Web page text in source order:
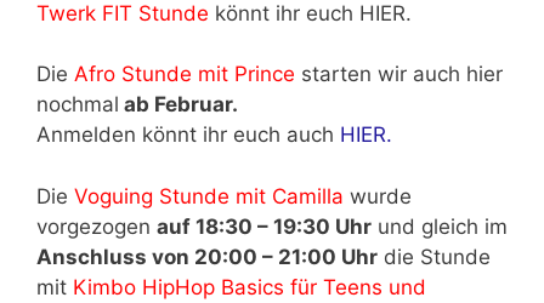
Twerk FIT Stunde könnt ihr euch HIER.
Die Afro Stunde mit Prince starten wir auch hier
nochmal ab Februar.
Anmelden könnt ihr euch auch HIER.
Die Voguing Stunde mit Camilla wurde
vorgezogen auf 18:30 – 19:30 Uhr und gleich im
Anschluss von 20:00 – 21:00 Uhr die Stunde
mit Kimbo HipHop Basics für Teens und